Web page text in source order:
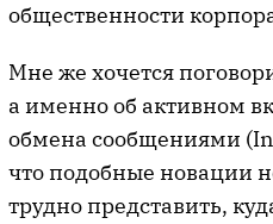
общественности
Мне же хочется
а именно об активном
обмена сообщениями
что подобные новации
трудно представить,